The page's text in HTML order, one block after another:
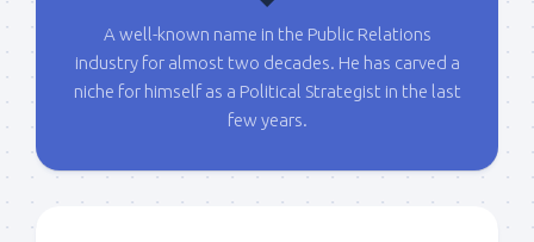
A well-known name in the Public Relations
industry for almost two decades. He has carved a
niche for himself as a Political Strategist in the last
few years.